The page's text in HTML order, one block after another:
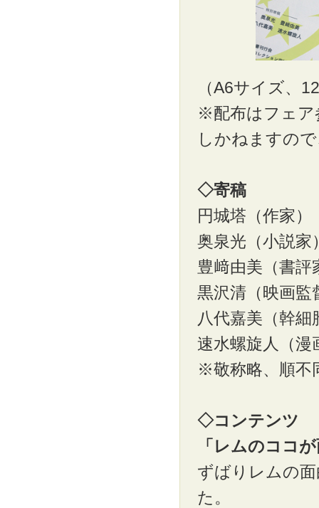
（A6サイズ、
※配布はフェア
しかねますの
◇寄稿
円城塔（作家）
奥泉光（小説家
豊﨑由美（書
黒沢清（映画監
八代嘉美（幹細
速水螺旋人（
※敬称略、順不
◇コンテンツ
「レムのココ
ずばりレムの
た。